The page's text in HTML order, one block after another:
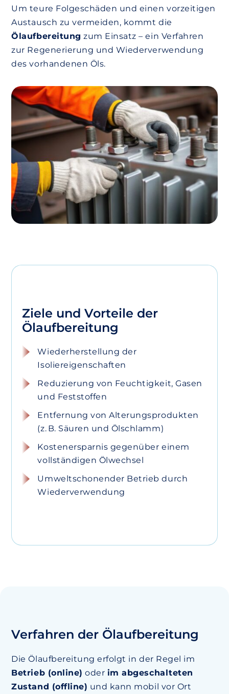
Um teure Folgeschäden und einen vorzeitigen
Austausch zu vermeiden, kommt die
Ölaufbereitung zum Einsatz – ein Verfahren
zur Regenerierung und Wiederverwendung
des vorhandenen Öls.
Ziele und Vorteile der
Ölaufbereitung
Wiederherstellung der
Isoliereigenschaften
Reduzierung von Feuchtigkeit, Gasen
und Feststoffen
Entfernung von Alterungsprodukten
(z. B. Säuren und Ölschlamm)
Kostenersparnis gegenüber einem
vollständigen Ölwechsel
Umweltschonender Betrieb durch
Wiederverwendung
Verfahren der Ölaufbereitung
Die Ölaufbereitung erfolgt in der Regel im
Betrieb (online) oder im abgeschalteten
Zustand (offline) und kann mobil vor Ort